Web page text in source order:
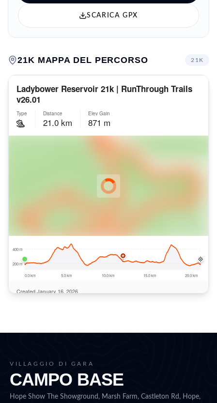
SCARICA GPX
21K MAPPA DEL PERCORSO 21K
VILLAGGIO DI GARA
CAMPO BASE
Hope Show The Showground, Marsh Farm, Castleton Rd, Hope,